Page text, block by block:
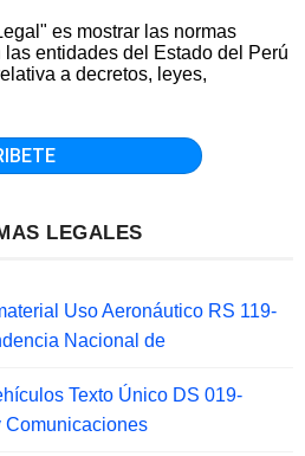
es mostrar las normas
entidades del Estado del Perú
a decretos, leyes,
LEGALES
Uso Aeronáutico RS 119-
Nacional de
Texto Único DS 019-
Comunicaciones